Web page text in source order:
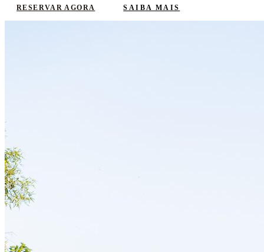
RESERVAR AGORA SAIBA MAIS